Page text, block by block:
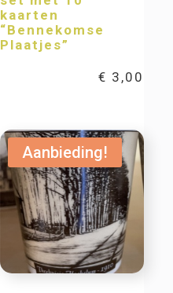
kaarten
“Bennekomse
Plaatjes”
€ 3,00
Aanbieding!